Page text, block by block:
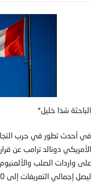
الباحثة شذا خليل*
في أحدث تطور في حرب
الأمريكي دونالد ترامب عن
على واردات الصلب والألمنيوم